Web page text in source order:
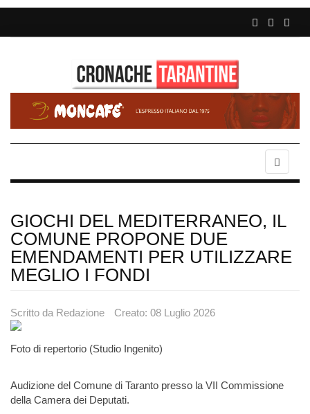
GIOCHI DEL MEDITERRANEO, IL
COMUNE PROPONE DUE
EMENDAMENTI PER UTILIZZARE
MEGLIO I FONDI
Scritto da Redazione Creato: 08 Luglio 2026
Foto di repertorio (Studio Ingenito)
Audizione del Comune di Taranto presso la VII Commissione
della Camera dei Deputati.